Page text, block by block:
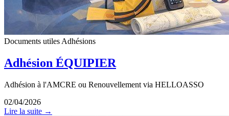
Documents utiles Adhésions
Adhésion ÉQUIPIER
Adhésion à l'AMCRE ou Renouvellement via HELLOASSO
02/04/2026
Lire la suite →